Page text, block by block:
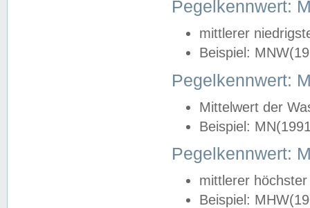
Pegelkennwert:
mittlerer
Beispiel:
Pegelkennwert:
Mittelwert der
Beispiel:
Pegelkennwert:
mittlerer
Beispiel: